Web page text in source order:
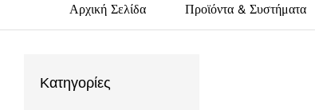
Αρχική Σελίδα Προϊόντα & Συστήματα
Κατηγορίες